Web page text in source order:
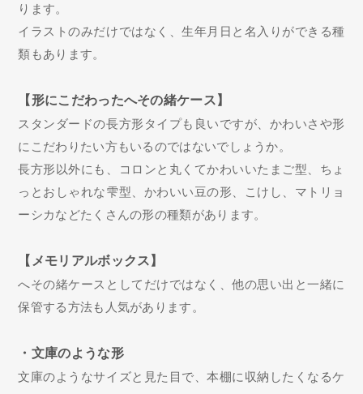
ります。
イラストのみだけではなく、生年月日と名入りができる種
類もあります。
【形にこだわったへその緒ケース】
スタンダードの長方形タイプも良いですが、かわいさや形
にこだわりたい方もいるのではないでしょうか。
長方形以外にも、コロンと丸くてかわいいたまご型、ちょ
っとおしゃれな雫型、かわいい豆の形、こけし、マトリョ
ーシカなどたくさんの形の種類があります。
【メモリアルボックス】
へその緒ケースとしてだけではなく、他の思い出と一緒に
保管する方法も人気があります。
・文庫のような形
文庫のようなサイズと見た目で、本棚に収納したくなるケ